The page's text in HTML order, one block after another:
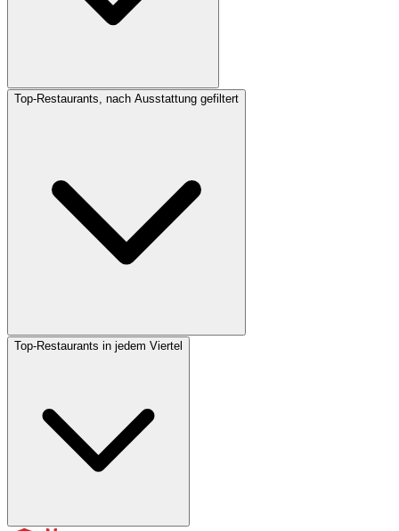
Top-Restaurants, nach Ausstattung gefiltert
Top-Restaurants in jedem Viertel